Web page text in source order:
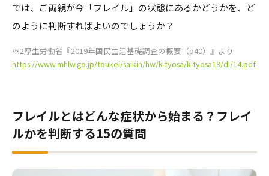
では、ご両親が今「フレイル」の状態にあるかどうかを、ど
のように判断すればよいのでしょうか？
※2厚生労働省『2019年国民生活基礎調査の概要（p40）』より
https://www.mhlw.go.jp/toukei/saikin/hw/k-tyosa/k-tyosa19/dl/14.pdf
フレイルとはどんな症状から始まる？フレイ
ルかを判断する15の質問